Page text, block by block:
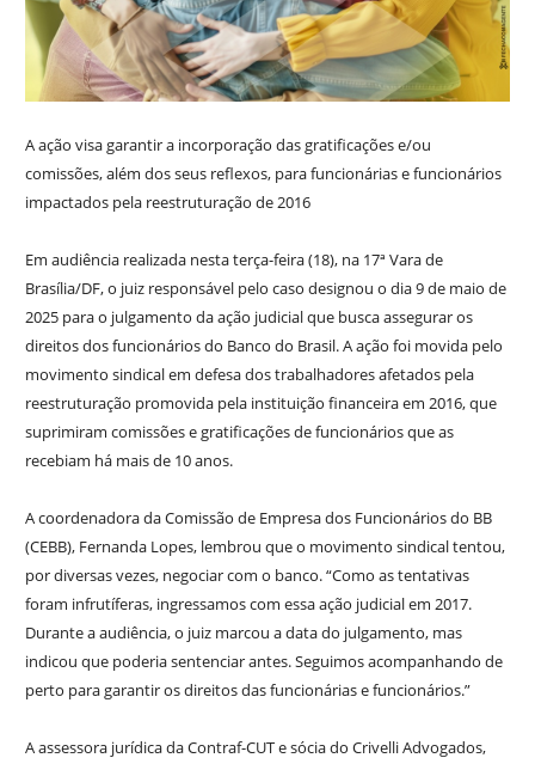
A ação visa garantir a incorporação das gratificações e/ou
comissões, além dos seus reflexos, para funcionárias e funcionários
impactados pela reestruturação de 2016
Em audiência realizada nesta terça-feira (18), na 17ª Vara de
Brasília/DF, o juiz responsável pelo caso designou o dia 9 de maio de
2025 para o julgamento da ação judicial que busca assegurar os
direitos dos funcionários do Banco do Brasil. A ação foi movida pelo
movimento sindical em defesa dos trabalhadores afetados pela
reestruturação promovida pela instituição financeira em 2016, que
suprimiram comissões e gratificações de funcionários que as
recebiam há mais de 10 anos.
A coordenadora da Comissão de Empresa dos Funcionários do BB
(CEBB), Fernanda Lopes, lembrou que o movimento sindical tentou,
por diversas vezes, negociar com o banco. “Como as tentativas
foram infrutíferas, ingressamos com essa ação judicial em 2017.
Durante a audiência, o juiz marcou a data do julgamento, mas
indicou que poderia sentenciar antes. Seguimos acompanhando de
perto para garantir os direitos das funcionárias e funcionários.”
A assessora jurídica da Contraf-CUT e sócia do Crivelli Advogados,